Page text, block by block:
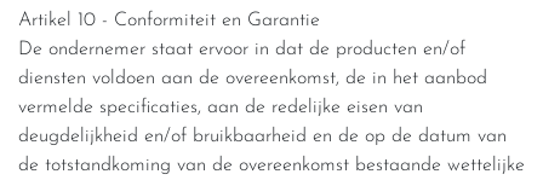
Artikel 10 - Conformiteit en Garantie
De ondernemer staat ervoor in dat de producten en/of
diensten voldoen aan de overeenkomst, de in het aanbod
vermelde specificaties, aan de redelijke eisen van
deugdelijkheid en/of bruikbaarheid en de op de datum van
de totstandkoming van de overeenkomst bestaande wettelijke